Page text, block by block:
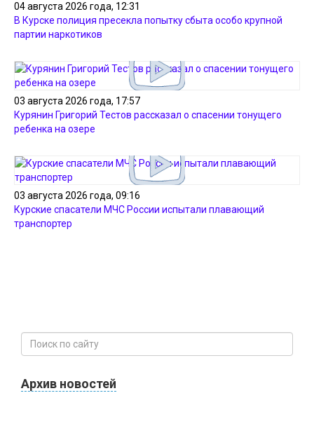
04 августа 2026 года, 12:31
В Курске полиция пресекла попытку сбыта особо крупной
партии наркотиков
03 августа 2026 года, 17:57
Курянин Григорий Тестов рассказал о спасении тонущего
ребенка на озере
03 августа 2026 года, 09:16
Курские спасатели МЧС России испытали плавающий
транспортер
Архив новостей